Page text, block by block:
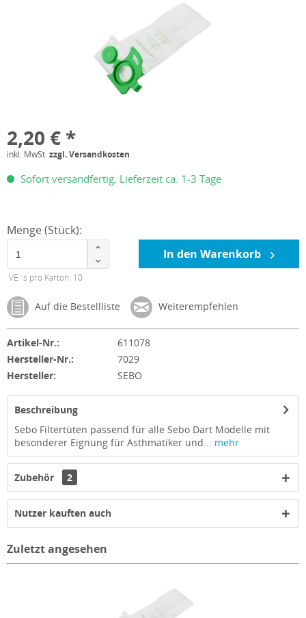
2,20 € *
inkl. MwSt.zzgl. Versandkosten
Sofort versandfertig, Lieferzeit ca. 1-3 Tage
Menge (Stück):
VE´s pro Karton: 10
In den Warenkorb
Auf die Bestellliste Weiterempfehlen
Artikel-Nr.:
611078
Hersteller-Nr.:
7029
Hersteller:
SEBO
Beschreibung
Sebo Filtertüten passend für alle Sebo Dart Modelle mit
besonderer Eignung für Asthmatiker und... mehr
Zubehör 2
Nutzer kauften auch
Zuletzt angesehen